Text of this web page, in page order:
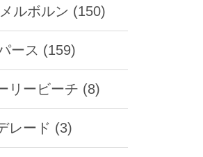
ルボルン (150)
ース (159)
リービーチ (8)
レード (3)